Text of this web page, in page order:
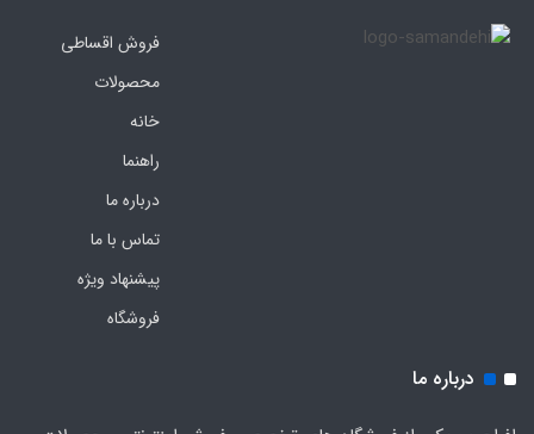
فروش اقساطی
محصولات
خانه
راهنما
درباره ما
تماس با ما
پیشنهاد ویژه
فروشگاه
درباره ما